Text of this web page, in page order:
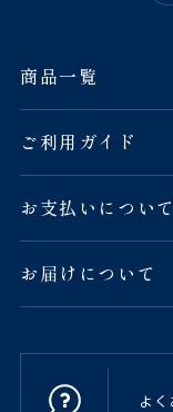
商品一覧
ご利用ガイド
お支払いについて
お届けについて
よ